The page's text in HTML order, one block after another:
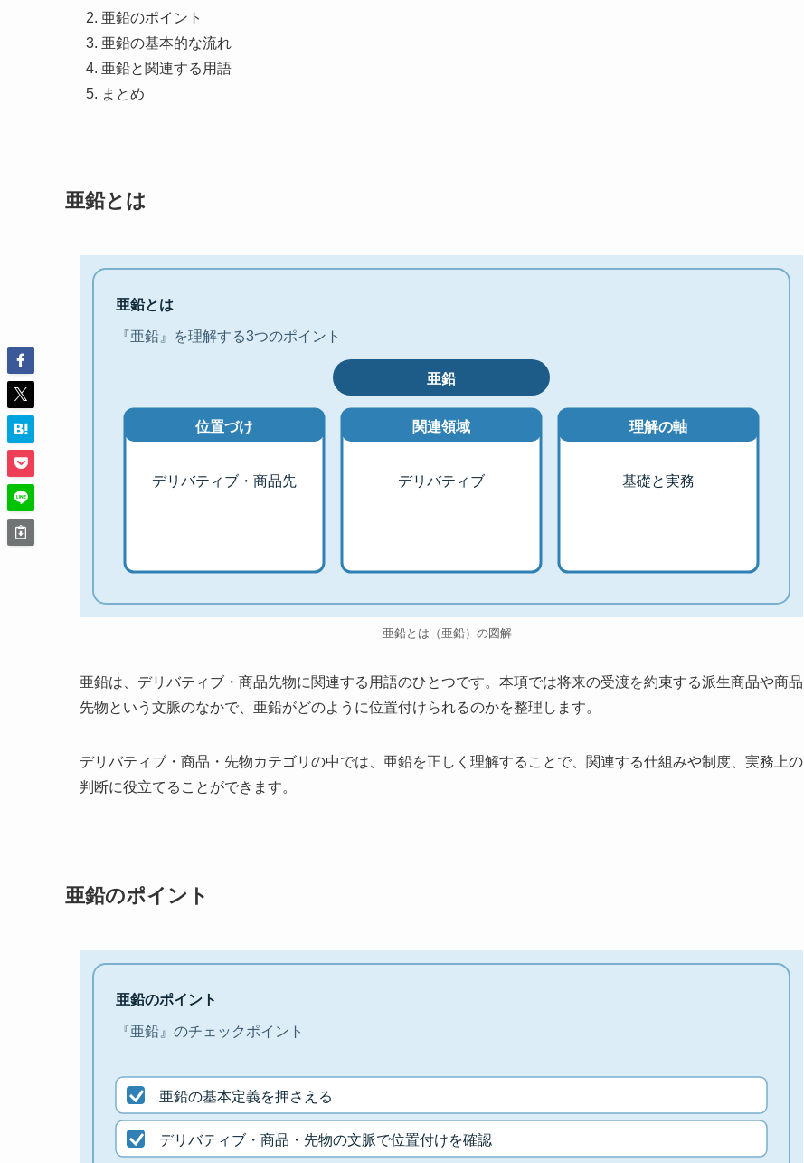
亜鉛のポイント
亜鉛の基本的な流れ
亜鉛と関連する用語
まとめ
亜鉛とは
亜鉛とは
『亜鉛』を理解する3つのポイント
亜鉛
位置づけ
デリバティブ・商品先
関連領域
デリバティブ
理解の軸
基礎と実務
亜鉛とは（亜鉛）の図解
亜鉛は、デリバティブ・商品先物に関連する用語のひとつです。本項では将来の受渡を約束する派生商品や商品
先物という文脈のなかで、亜鉛がどのように位置付けられるのかを整理します。
デリバティブ・商品・先物カテゴリの中では、亜鉛を正しく理解することで、関連する仕組みや制度、実務上の
判断に役立てることができます。
亜鉛のポイント
亜鉛のポイント
『亜鉛』のチェックポイント
亜鉛の基本定義を押さえる
デリバティブ・商品・先物の文脈で位置付けを確認